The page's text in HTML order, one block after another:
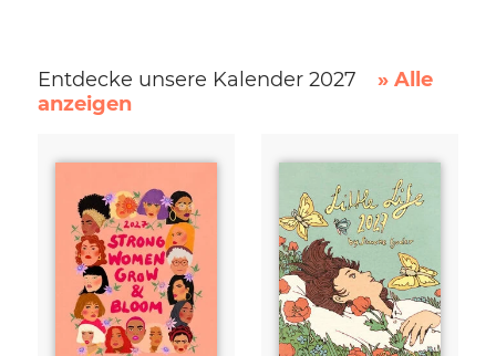
Entdecke unsere Kalender 2027
» Alle
anzeigen